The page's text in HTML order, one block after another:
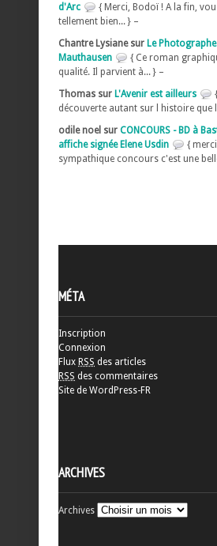
d'Arc
{ Merci, Bodoï ! A la fin,
tellement bien... } –
Chantre Lysiane sur Le
Mauthausen
{ Ce roman
qualité. Il parvient à... } –
Thomas sur L'Avenir est ailleurs
découverte autant sur l histoire que
odile noel sur CONCOURS - BD à
affiche signée Elene Usdin
{
sympathique concours c'est une
MÉTA
Inscription
Connexion
Flux RSS des articles
RSS des commentaires
Site de WordPress-FR
ARCHIVES
Archives